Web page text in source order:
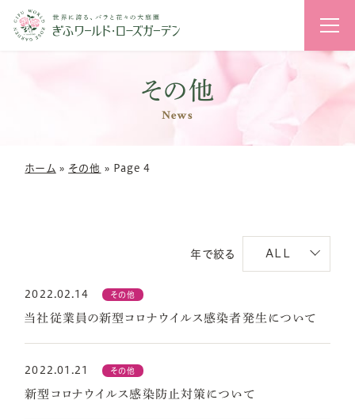
その他
News
ホーム » その他 » Page 4
年で絞る ALL
2022.02.14 その他
当社従業員の新型コロナウイルス感染者発生について
2022.01.21 その他
新型コロナウイルス感染防止対策について